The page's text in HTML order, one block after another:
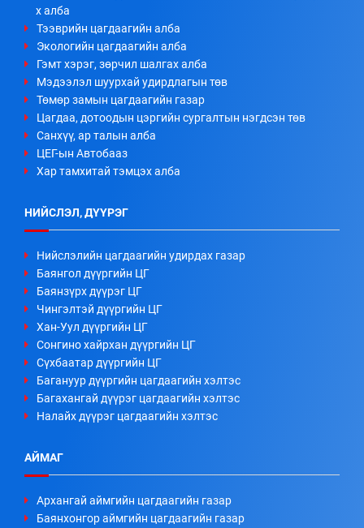
х алба
Тээврийн цагдаагийн алба
Экологийн цагдаагийн алба
Гэмт хэрэг, зөрчил шалгах алба
Мэдээлэл шуурхай удирдлагын төв
Төмөр замын цагдаагийн газар
Цагдаа, дотоодын цэргийн сургалтын нэгдсэн төв
Санхүү, ар талын алба
ЦЕГ-ын Автобааз
Хар тамхитай тэмцэх алба
НИЙСЛЭЛ, ДҮҮРЭГ
Нийслэлийн цагдаагийн удирдах газар
Баянгол дүүргийн ЦГ
Баянзүрх дүүрэг ЦГ
Чингэлтэй дүүргийн ЦГ
Хан-Уул дүүргийн ЦГ
Сонгино хайрхан дүүргийн ЦГ
Сүхбаатар дүүргийн ЦГ
Багануур дүүргийн цагдаагийн хэлтэс
Багахангай дүүрэг цагдаагийн хэлтэс
Налайх дүүрэг цагдаагийн хэлтэс
АЙМАГ
Архангай аймгийн цагдаагийн газар
Баянхонгор аймгийн цагдаагийн газар